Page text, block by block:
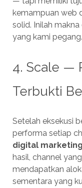
kemampuan web
solid. Inilah makna
yang kami pegang.
4. Scale —
Terbukti
Setelah eksekusi
performa setiap
digital
hasil, channel
mendapatkan
sementara yang